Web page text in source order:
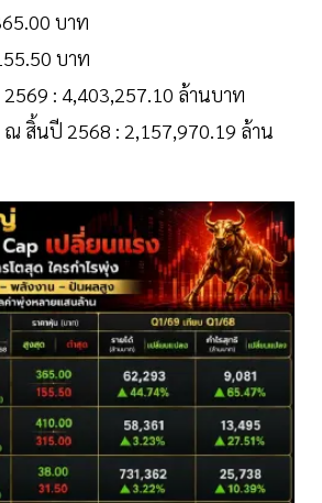
บาท
บาท
2569 : 4,403,257.10 ล้านบาท
ณ สิ้นปี 2568 : 2,157,970.19 ล้าน